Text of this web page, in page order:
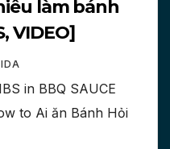
làm bánh
VIDEO]
in BBQ SAUCE
to Ai ăn Bánh Hỏi